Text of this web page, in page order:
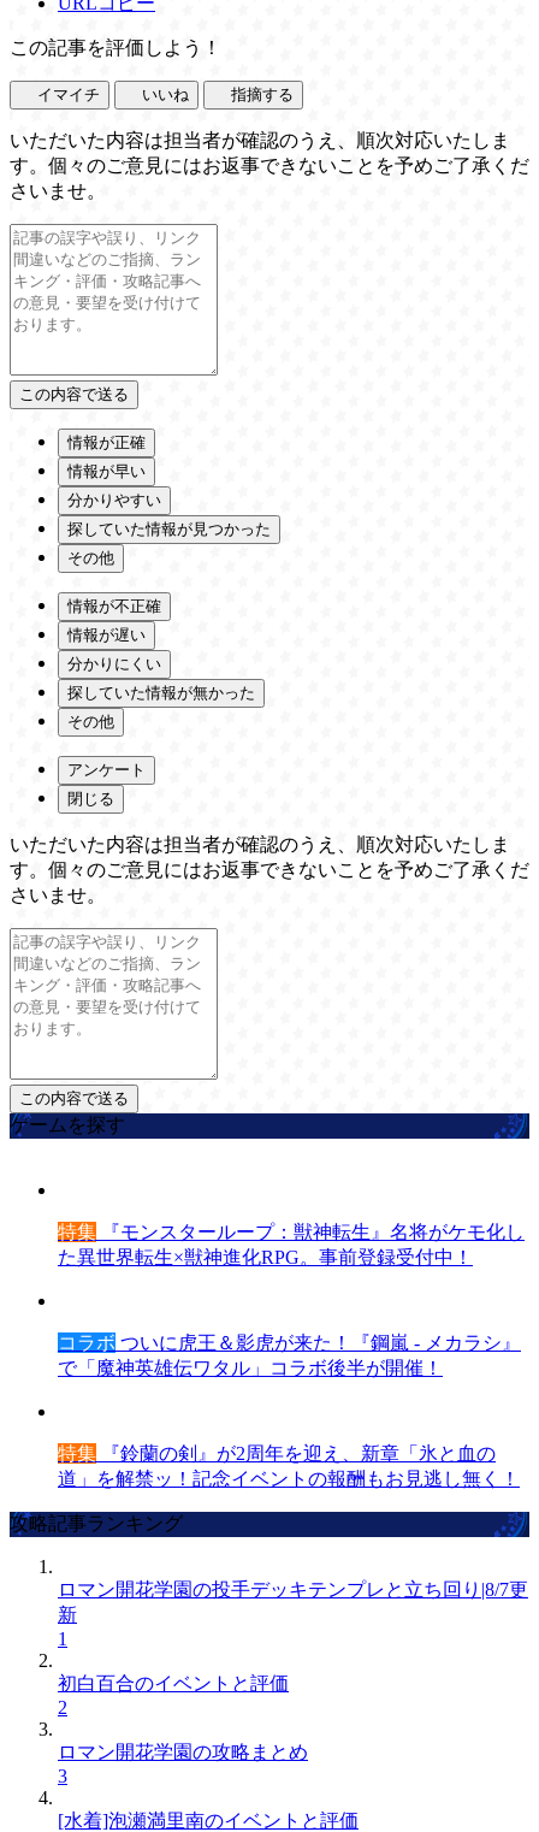
この記事を評価しよう！
イマイチ いいね 指摘する
いただいた内容は担当者が確認のうえ、順次対応いたしま
す。個々のご意見にはお返事できないことを予めご了承くだ
さいませ。
情報が正確
情報が早い
分かりやすい
探していた情報が見つかった
その他
情報が不正確
情報が遅い
分かりにくい
探していた情報が無かった
その他
アンケート
閉じる
いただいた内容は担当者が確認のうえ、順次対応いたしま
す。個々のご意見にはお返事できないことを予めご了承くだ
さいませ。
ゲームを探す
特集 『モンスターループ：獣神転生』名将がケモ化し
た異世界転生×獣神進化RPG。事前登録受付中！
コラボ ついに虎王＆影虎が来た！『鋼嵐 - メカラシ』
で「魔神英雄伝ワタル」コラボ後半が開催！
特集 『鈴蘭の剣』が2周年を迎え、新章「氷と血の
道」を解禁ッ！記念イベントの報酬もお見逃し無く！
攻略記事ランキング
ロマン開花学園の投手デッキテンプレと立ち回り|8/7更
新
1
初白百合のイベントと評価
2
ロマン開花学園の攻略まとめ
3
[水着]泡瀬満里南のイベントと評価